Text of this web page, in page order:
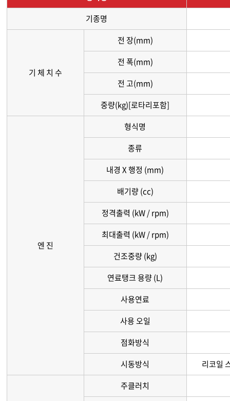
기종명
기 체 치 수
전 장(mm)
전 폭(mm)
전 고(mm)
중량(kg)[로타리포함]
엔 진
형식명
종류
내경 X 행정 (mm)
배기량 (cc)
정격출력 (kW / rpm)
최대출력 (kW / rpm)
건조중량 (kg)
연료탱크 용량 (L)
사용연료
사용 오일
점화방식
시동방식
리코일
주클러치